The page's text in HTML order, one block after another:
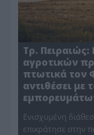
Τρ. Πειραιώς:
αγροτικών
πτωτικά τον
αντιθέσει με
Ενισχυμένη
επικράτησε στην